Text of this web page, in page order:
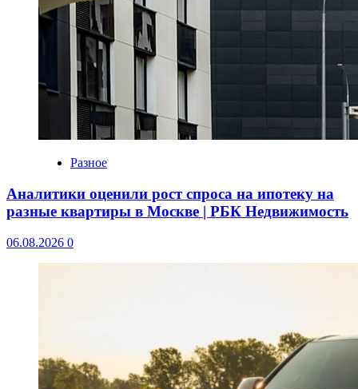
Разное
Аналитики оценили рост спроса на ипотеку на
разные квартиры в Москве | РБК Недвижимость
06.08.2026 0